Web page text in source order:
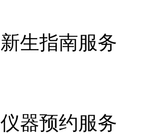
新生指南服务
仪器预约服务